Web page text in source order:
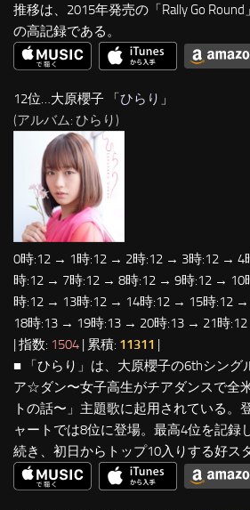
推移は、2015年発売の「Rally Go
の高記録である。
12位…大原櫻子 「ひらり 」
(アルバム: ひらり)
0時:12 → 1時:12 → 2時:12 → 3時:12 → 4
時:12 → 7時:12 → 8時:12 → 9時:12 → 10
時:12 → 13時:12 → 14時:12 → 15時:12
18時:13 → 19時:13 → 20時:13 → 21時
| 指数: 1504 | 累積: 11311 |
■ 「ひらり」は、大原櫻子の6thシング
ア☆ダン〜女子高生がチアダンスで全
トの話〜」主題歌に起用されている。
ャートでは8位に登場。最高4位を記録
続き、初日からトップ10入りする好ス